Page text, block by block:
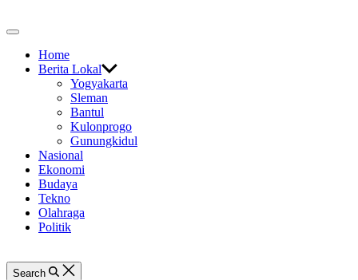
to
Off
CanvasHome
Berita Lokal
Yogyakarta
Sleman
Bantul
Kulonprogo
Gunungkidul
Nasional
Ekonomi
Budaya
Tekno
Olahraga
Politik
Search